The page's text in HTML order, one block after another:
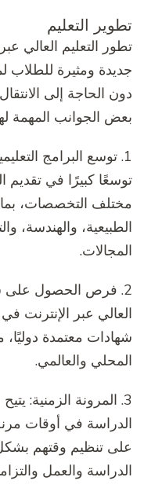
تطوير التعليم
تطور التعليم العالي
جديدة ومثيرة للطلاب
دون الحاجة إلى
بعض الجوانب المهمة
1. توسع البرامج
توسعًا كبيرًا في تقديم
مختلف التخصصات، بما
الطبيعية، والهندسة،
المجالات.
2. فرص الحصول على
العالي عبر
شهادات معتمدة
المحلي والعالمي.
3. المرونة الزمنية:
الدراسة في أوقات
على تنظيم وقتهم
الدراسة والعمل